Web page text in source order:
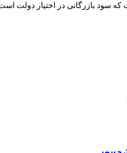
سود بازرگانی در اختیار دولت